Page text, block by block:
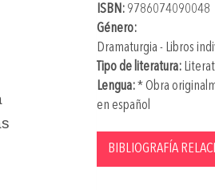
ISBN: 9786074090048
Género:
Dramaturgia - Libros
Tipo de literatura:
Lengua:* Obra
en español
BIBLIOGRAFÍA